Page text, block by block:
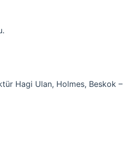
Hagi Ulan, Holmes, Beskok –